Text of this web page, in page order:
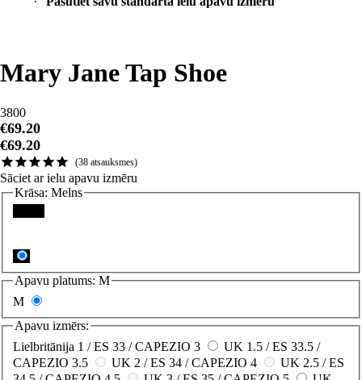
€69.20
€69.20
Sāciet ar ielu apavu izmēru
Krāsa: Melns
Melns
Apavu platums:
M
Apavu izmērs:
Lielbritānija 1 / ES 33 / CAPEZIO 3
UK 1.5 / ES 33.5 /
CAPEZIO 3.5
UK 2 / ES 34 / CAPEZIO 4
UK 2.5 / ES
34.5 / CAPEZIO 4.5
UK 3 / ES 35 / CAPEZIO 5
UK
3.5 / ES 35.5 / CAPEZIO 5.5
UK 4 / ES 36.5 / CAPEZIO 6